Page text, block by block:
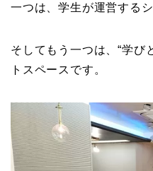
一つは、学生が運営する
そしてもう一つは、“学び
トスペースです。